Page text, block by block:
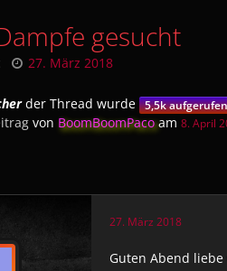
gesucht
27. März 2018
der Thread wurde 5,5k aufgerufen
von BoomBoomPacoam 8. April
27. März 2018
Guten Abend liebe